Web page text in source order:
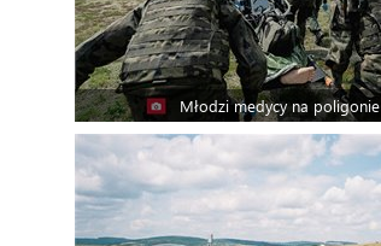
Młodzi medycy na poligonie